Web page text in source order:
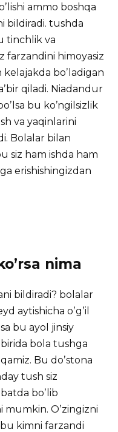
ammo boshqa
bildiradi. tushda
tinchlik va
farzandini himoyasiz
kelajakda boʼladigan
qiladi. Niadandur
bu koʼngilsizlik
va yaqinlarini
Bolalar bilan
siz ham ishda ham
erishishingizdan
nima
bildiradi? bolalar
aytishicha oʼgʼil
bu ayol jinsiy
bola tushga
Bu doʼstona
tush siz
boʼlib
mumkin. Oʼzingizni
kimni farzandi